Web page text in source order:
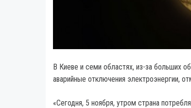
В Киеве и семи областях, из-за больших
аварийные отключения электроэнергии,
«Сегодня, 5 ноября, утром страна